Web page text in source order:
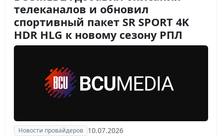
телеканалов и обновил
спортивный пакет SR SPORT 4K
HDR HLG к новому сезону РПЛ
Новости провайдеров 10.07.2026